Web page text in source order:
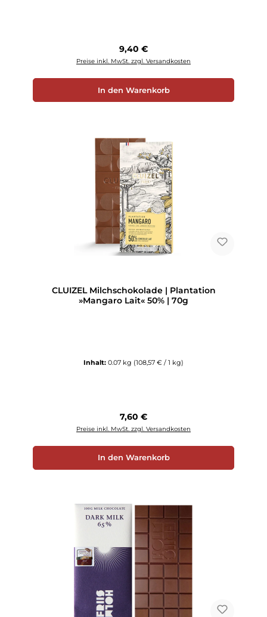
Regulärer Preis:
9,40 €
Preise inkl. MwSt. zzgl. Versandkosten
In den Warenkorb
CLUIZEL Milchschokolade | Plantation
»Mangaro Lait« 50% | 70g
Inhalt: 0.07 kg (108,57 € / 1 kg)
Regulärer Preis:
7,60 €
Preise inkl. MwSt. zzgl. Versandkosten
In den Warenkorb